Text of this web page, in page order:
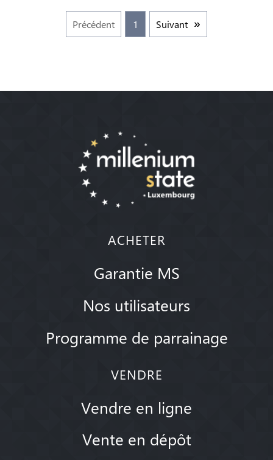
Précédent 1 Suivant
ACHETER
Garantie MS
Nos utilisateurs
Programme de parrainage
VENDRE
Vendre en ligne
Vente en dépôt